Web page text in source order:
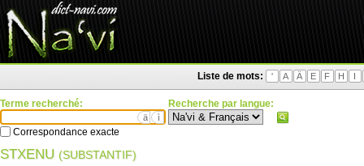
Liste de mots: ' A Ä E F H I
Terme recherché:
ä ì
Correspondance exacte
Recherche par langue:
STXENU (SUBSTANTIF)